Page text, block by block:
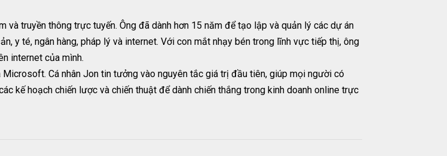
truyền thông trực tuyến. Ông đã dành hơn 15 năm để tạo lập và quản lý các dự án
y té, ngân hàng, pháp lý và internet. Với con mắt nhạy bén trong lĩnh vực tiếp thị, ông
internet của mình.
Microsoft. Cá nhân Jon tin tưởng vào nguyên tắc giá trị đầu tiên, giúp mọi người có
kế hoạch chiến lược và chiến thuật để dành chiến thắng trong kinh doanh online trực